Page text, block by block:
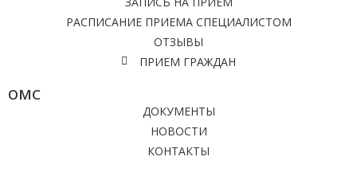
РАСПИСАНИЕ ПРИЕМА СПЕЦИАЛИСТОМ
ОТЗЫВЫ
ПРИЕМ ГРАЖДАН
ОМС
ДОКУМЕНТЫ
НОВОСТИ
КОНТАКТЫ